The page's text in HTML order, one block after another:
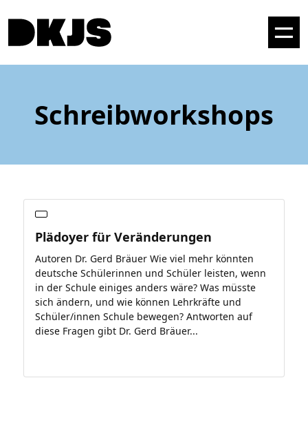
Schreibworkshops
Plädoyer für Veränderungen
Autoren Dr. Gerd Bräuer Wie viel mehr könnten
deutsche Schülerinnen und Schüler leisten, wenn
in der Schule einiges anders wäre? Was müsste
sich ändern, und wie können Lehrkräfte und
Schüler/innen Schule bewegen? Antworten auf
diese Fragen gibt Dr. Gerd Bräuer...